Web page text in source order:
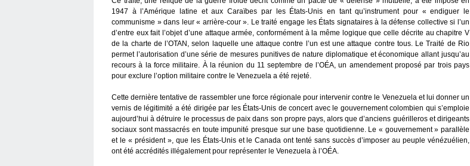
1947 à l’Amérique latine et aux Caraïbes par les États-Unis en tant qu’instrument pour « endiguer le
communisme » dans leur « arrière-cour ». Le traité engage les États signataires à la défense collective si l’un
d’entre eux fait l’objet d’une attaque armée, conformément à la même logique que celle décrite au chapitre V
de la charte de l’OTAN, selon laquelle une attaque contre l’un est une attaque contre tous. Le Traité de Rio
permet l’autorisation d’une série de mesures punitives de nature diplomatique et économique allant jusqu’au
recours à la force militaire. À la réunion du 11 septembre de l’OÉA, un amendement proposé par trois pays
pour exclure l’option militaire contre le Venezuela a été rejeté.
Cette dernière tentative de rassembler une force régionale pour intervenir contre le Venezuela et lui donner un
vernis de légitimité a été dirigée par les États-Unis de concert avec le gouvernement colombien qui s’emploie
aujourd’hui à détruire le processus de paix dans son propre pays, alors que d’anciens guérilleros et dirigeants
sociaux sont massacrés en toute impunité presque sur une base quotidienne. Le « gouvernement » parallèle
et le « président », que les États-Unis et le Canada ont tenté sans succès d’imposer au peuple vénézuélien,
ont été accrédités illégalement pour représenter le Venezuela à l’OÉA.